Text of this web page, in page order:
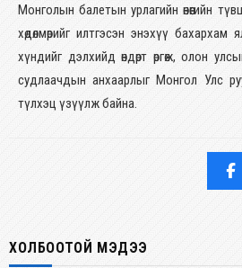
Монголын балетын урлагийн өнөөгийн
хөдөлмөрийг илтгэсэн энэхүү
хүндийг дэлхийд өндөрт өргөж, олон
судлаачдын анхаарлыг Монгол Улс
түлхэц үзүүлж байна.
ХОЛБООТОЙ МЭДЭЭ